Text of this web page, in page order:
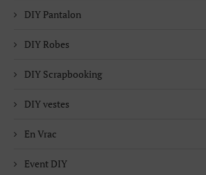
DIY Pantalon
DIY Robes
DIY Scrapbooking
DIY vestes
En Vrac
Event DIY